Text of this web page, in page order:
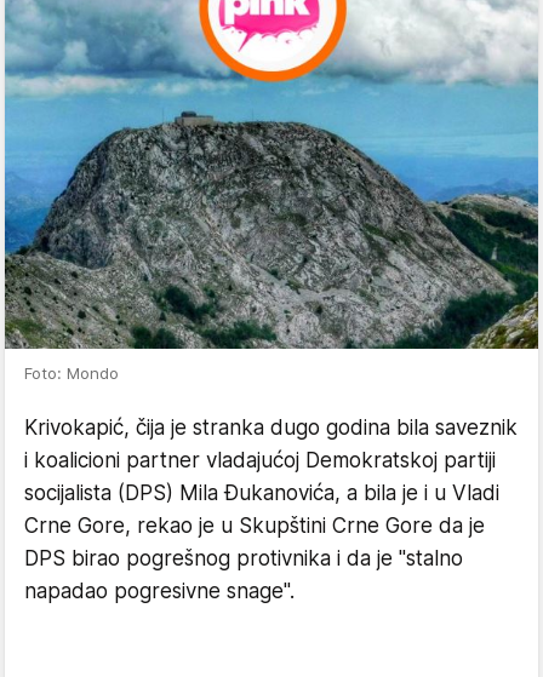
Foto: Mondo
Krivokapić, čija je stranka dugo godina bila saveznik
i koalicioni partner vladajućoj Demokratskoj partiji
socijalista (DPS) Mila Đukanovića, a bila je i u Vladi
Crne Gore, rekao je u Skupštini Crne Gore da je
DPS birao pogrešnog protivnika i da je "stalno
napadao pogresivne snage".